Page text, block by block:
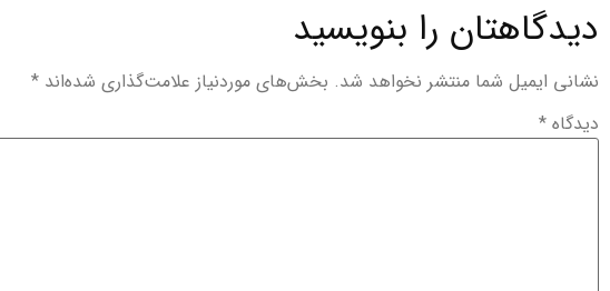
دیدگاهتان را بنویسید
نشانی ایمیل شما منتشر نخواهد شد. بخش‌های موردنیاز علامت‌گذاری شده‌اند *
دیدگاه *